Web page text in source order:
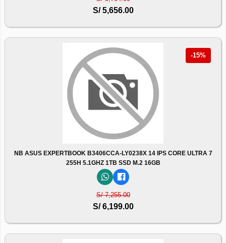
S/ 5,656.00
-15%
NB ASUS EXPERTBOOK B3406CCA-LY0238X 14 IPS CORE ULTRA 7
255H 5.1GHZ 1TB SSD M.2 16GB
S/ 7,255.00
S/ 6,199.00